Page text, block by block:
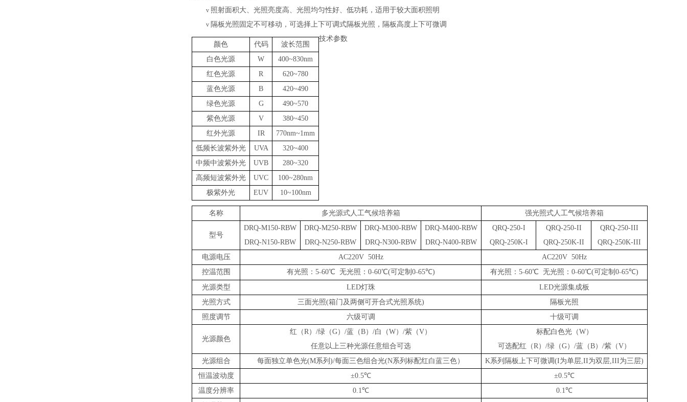
v 照射面积大、光照亮度高、光照均匀性好、低功耗，适用于较大面积照明
v 隔板光照固定不可移动，可选择上下可调式隔板光照，隔板高度上下可微调
颜色 代码
波长范围
白色光源
W
400~830nm
红色光源
R
620~780
蓝色光源
B
420~490
绿色光源
G
490~570
紫色光源
V
380~450
红外光源
IR
770nm~1mm
低频长波紫外光
UVA
320~400
中频中波紫外光
UVB
280~320
高频短波紫外光
UVC
100~280nm
极紫外光
EUV 10~100nm
技术参数
名称 多光源式人工气候培养箱 强光照式人工气候培养箱
型号
DRQ-M150-RBW
DRQ-N150-RBW
DRQ-M250-RBW
DRQ-N250-RBW
DRQ-M300-RBW
DRQ-N300-RBW
DRQ-M400-RBW
DRQ-N400-RBW
QRQ-250-I
QRQ-250K-I
QRQ-250-II
QRQ-250K-II
QRQ-250-III
QRQ-250K-III
电源电压
AC220V 50Hz
AC220V 50Hz
控温范围
有光照：5~60℃ 无光照：0~60℃(可定制0~65℃) 有光照：5~60℃ 无光照：0~60℃(可定制0~65℃)
光源类型
LED灯珠
LED光源集成板
光照方式
三面光照(箱门及两侧可开合式光照系统)
隔板光照
照度调节
六级可调 十级可调
光源颜色
红（R）/绿（G）/蓝（B）/白（W）/紫（V）
任意以上三种光源任意组合可选
标配白色光（W）
可选配红（R）/绿（G）/蓝（B）/紫（V）
光源组合
每面独立单色光(M系列)/每面三色组合光(N系列标配红白蓝三色）
K系列隔板上下可微调(I为单层,II为双层,III为三层)
恒温波动度
±0.5℃
±0.5℃
温度分辨率
0.1℃
0.1℃